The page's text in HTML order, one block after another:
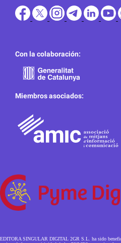
Con la colaboración:
Miembros asociados:
EDITORA SINGULAR DIGITAL 2GR S.L. ha sido